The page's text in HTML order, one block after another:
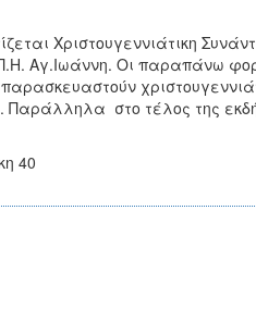
Χριστουγεννιάτικη
Αγ.Ιωάννη. Οι παραπάνω
στο τέλος της
40